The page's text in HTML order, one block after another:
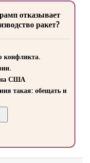
отказывает
ракет?
конфликта.
на США
такая: обещать и